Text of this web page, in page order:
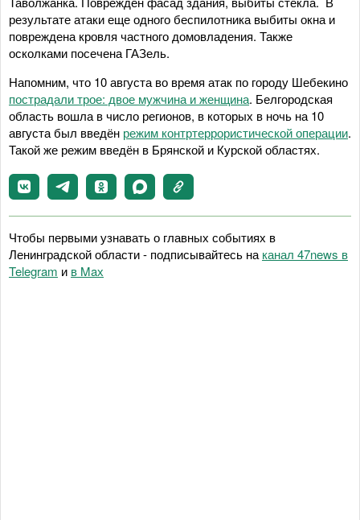
результате атаки еще одного беспилотника выбиты окна и
повреждена кровля частного домовладения. Также
осколками посечена ГАЗель.
Напомним, что 10 августа во время атак по городу Шебекино
пострадали трое: двое мужчина и женщина. Белгородская
область вошла в число регионов, в которых в ночь на 10
августа был введён режим контртеррористической операции.
Такой же режим введён в Брянской и Курской областях.
Чтобы первыми узнавать о главных событиях в
Ленинградской области - подписывайтесь на канал 47news в
Telegram и в Maх